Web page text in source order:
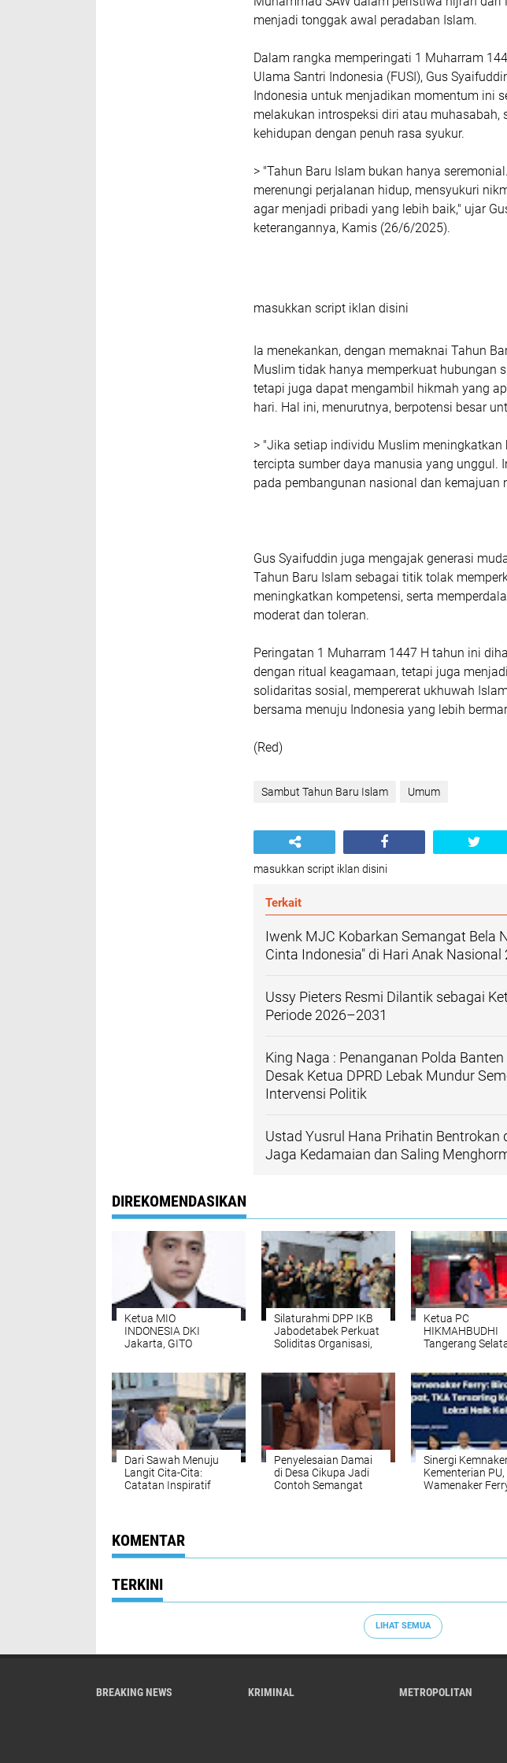
menjadi tonggak awal peradaban Islam.
Dalam rangka memperingati 1 Muharram
Ulama Santri Indonesia (FUSI), Gus
Indonesia untuk menjadikan momentum ini
melakukan introspeksi diri atau muhasabah,
kehidupan dengan penuh rasa syukur.
> "Tahun Baru Islam bukan hanya
merenungi perjalanan hidup, mensyukuri
agar menjadi pribadi yang lebih baik," ujar
keterangannya, Kamis (26/6/2025).
masukkan script iklan disini
Ia menekankan, dengan memaknai Tahun
Muslim tidak hanya memperkuat hubungan
tetapi juga dapat mengambil hikmah yang
hari. Hal ini, menurutnya, berpotensi besar
> "Jika setiap individu Muslim
tercipta sumber daya manusia yang unggul.
pada pembangunan nasional dan kemajuan
Gus Syaifuddin juga mengajak generasi
Tahun Baru Islam sebagai titik tolak
meningkatkan kompetensi, serta
moderat dan toleran.
Peringatan 1 Muharram 1447 H tahun ini
dengan ritual keagamaan, tetapi juga
solidaritas sosial, mempererat ukhuwah
bersama menuju Indonesia yang lebih
(Red)
Sambut Tahun Baru Islam Umum
masukkan script iklan disini
Terkait
Iwenk MJC Kobarkan Semangat Bela
Cinta Indonesia" di Hari Anak Nasional
Ussy Pieters Resmi Dilantik sebagai
Periode 2026–2031
King Naga : Penanganan Polda
Desak Ketua DPRD Lebak Mundur
Intervensi Politik
Ustad Yusrul Hana Prihatin Bentrokan
Jaga Kedamaian dan Saling
DIREKOMENDASIKAN
Ketua MIO
INDONESIA DKI
Jakarta, GITO
Didampingi 7
Pengacara
Kenamaan
Silaturahmi DPP IKB
Jabodetabek Perkuat
Soliditas Organisasi,
Sari Cempaka
Ketua PC
HIKMAHBUDHI
Tangerang
yang Tidak
Saatnya Bersatu
Pasca Kongres
Dari Sawah Menuju
Langit Cita-Cita:
Catatan Inspiratif
Penyelesaian Damai
di Desa Cikupa Jadi
Contoh Semangat
Sinergi
Kementerian PU,
Wamenaker
KOMENTAR
TERKINI
LIHAT SEMUA
BREAKING NEWS KRIMINAL METROPOLITAN